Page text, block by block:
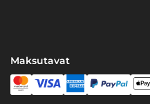
Maksutavat